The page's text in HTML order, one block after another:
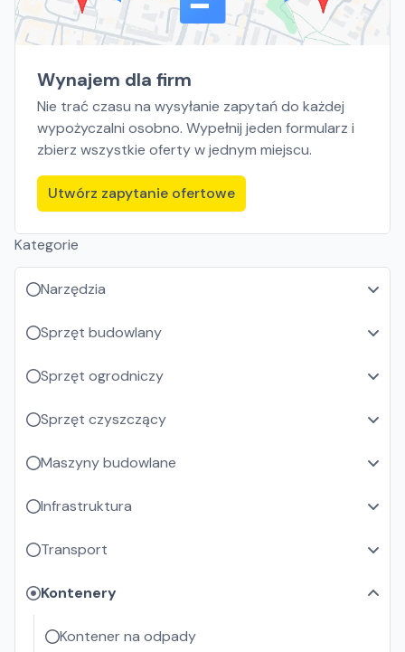
Wynajem dla firm
Nie trać czasu na wysyłanie zapytań do każdej
wypożyczalni osobno. Wypełnij jeden formularz i
zbierz wszystkie oferty w jednym miejscu.
Utwórz zapytanie ofertowe
Kategorie
Narzędzia
Sprzęt budowlany
Sprzęt ogrodniczy
Sprzęt czyszczący
Maszyny budowlane
Infrastruktura
Transport
Kontenery
Kontener na odpady